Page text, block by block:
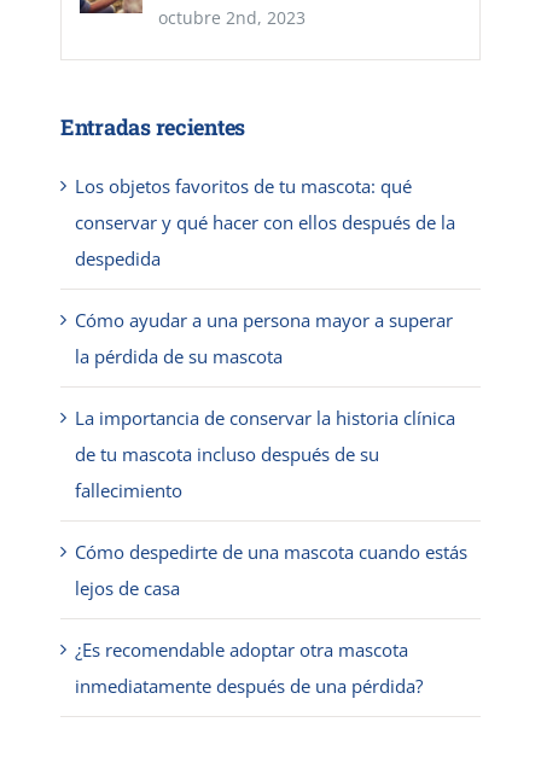
octubre 2nd, 2023
Entradas recientes
Los objetos favoritos de tu mascota: qué
conservar y qué hacer con ellos después de la
despedida
Cómo ayudar a una persona mayor a superar
la pérdida de su mascota
La importancia de conservar la historia clínica
de tu mascota incluso después de su
fallecimiento
Cómo despedirte de una mascota cuando estás
lejos de casa
¿Es recomendable adoptar otra mascota
inmediatamente después de una pérdida?